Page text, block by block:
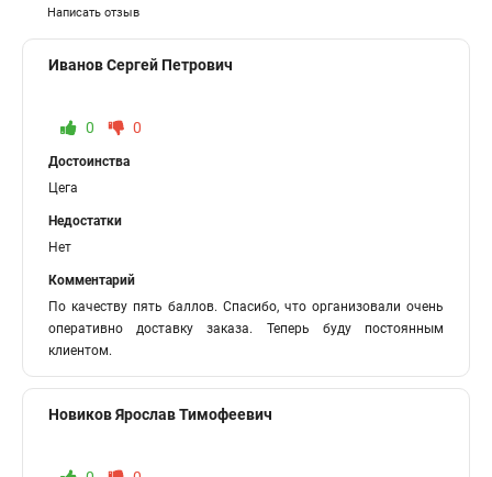
Написать отзыв
Иванов Сергей Петрович
0 0
Достоинства
Цега
Недостатки
Нет
Комментарий
По качеству пять баллов. Спасибо, что организовали очень
оперативно доставку заказа. Теперь буду постоянным
клиентом.
Новиков Ярослав Тимофеевич